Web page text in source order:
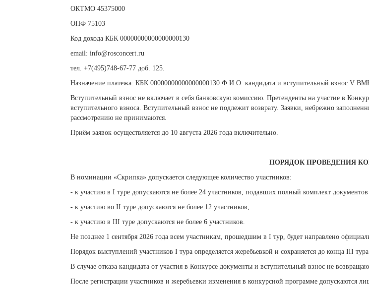
ОКТМО 45375000
ОПФ 75103
Код дохода КБК 00000000000000000130
email: info@rosconcert.ru
тел. +7(495)748-67-77 доб. 125.
Назначение платежа: КБК 00000000000000000130 Ф.И.О. кандидата и вступительный взнос V
Вступительный взнос не включает в себя банковскую комиссию. Претенденты на участие в
вступительного взноса. Вступительный взнос не подлежит возврату. Заявки, небрежно
рассмотрению не принимаются.
Приём заявок осуществляется до 10 августа 2026 года включительно.
ПОРЯДОК ПРОВЕДЕНИЯ
В номинации «Скрипка» допускается следующее количество участников:
- к участию в I туре допускаются не более 24 участников, подавших полный комплект
- к участию во II туре допускаются не более 12 участников;
- к участию в III туре допускаются не более 6 участников.
Не позднее 1 сентября 2026 года всем участникам, прошедшим в I тур, будет направлено
Порядок выступлений участников I тура определяется жеребьевкой и сохраняется до конца III
В случае отказа кандидата от участия в Конкурсе документы и вступительный взнос не
После регистрации участников и жеребьевки изменения в конкурсной программе допускаются